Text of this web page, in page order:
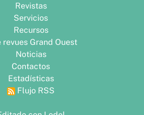
Revistas
Servicios
Recursos
revues Grand Ouest
Noticias
Contactos
Estadísticas
Flujo RSS